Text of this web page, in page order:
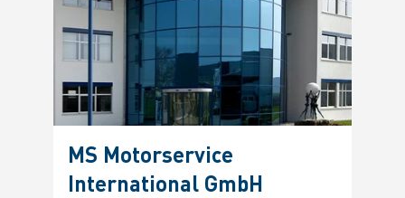
MS Motorservice
International GmbH